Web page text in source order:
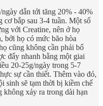
dẫn tới tăng 20% - 40%
cơ bắp sau 3-4 tuần. Một số
với Creatine, nên ở họ
bởi họ có mức bão hòa
cũng không cần phải bổ
đẩy nhanh bằng một giai
20-25g/ngày trong 5-7
sự cần thiết. Thêm vào đó,
sinh sẽ tạm thời bị kiềm chế
không xảy ra trong dài hạn